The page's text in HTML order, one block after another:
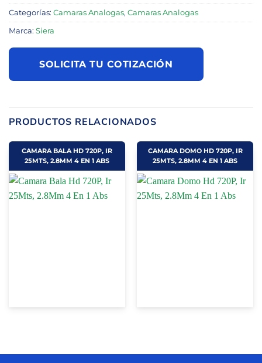
Categorías: Camaras Analogas, Camaras Analogas
Marca: Siera
SOLICITA TU COTIZACIÓN
PRODUCTOS RELACIONADOS
CAMARA BALA HD 720P, IR
25MTS, 2.8MM 4 EN 1 ABS
CAMARA DOMO HD 720P, IR
25MTS, 2.8MM 4 EN 1 ABS